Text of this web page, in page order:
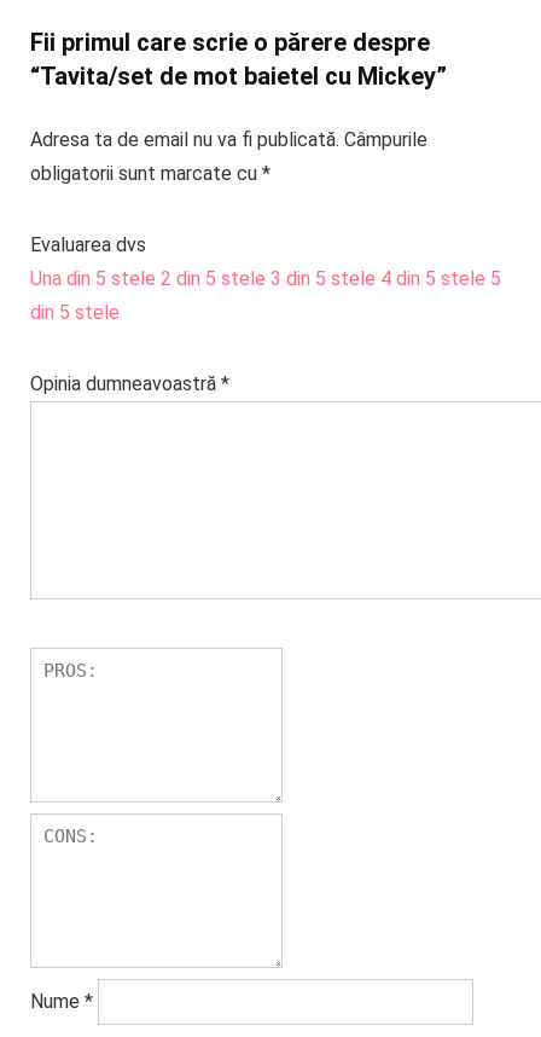
Fii primul care scrie o părere despre
“Tavita/set de mot baietel cu Mickey”
Adresa ta de email nu va fi publicată. Câmpurile
obligatorii sunt marcate cu *
Evaluarea dvs
Una din 5 stele 2 din 5 stele 3 din 5 stele 4 din 5 stele 5
din 5 stele
Opinia dumneavoastră *
Nume *